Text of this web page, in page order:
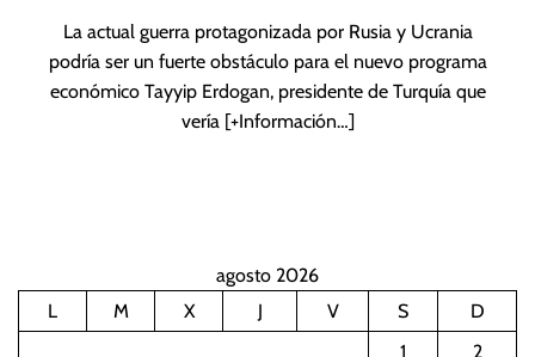
La actual guerra protagonizada por Rusia y Ucrania
podría ser un fuerte obstáculo para el nuevo programa
económico Tayyip Erdogan, presidente de Turquía que
vería [+Información…]
agosto 2026
L
M X J V S
D
1
2